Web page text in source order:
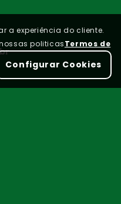
a experiência do cliente.
politicasTermos de
Configurar Cookies